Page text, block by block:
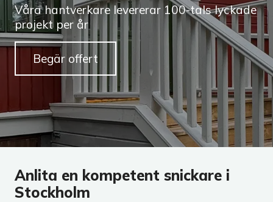
Våra hantverkare levererar 100-tals lyckade
projekt per år
Begär offert
Anlita en kompetent snickare i
Stockholm